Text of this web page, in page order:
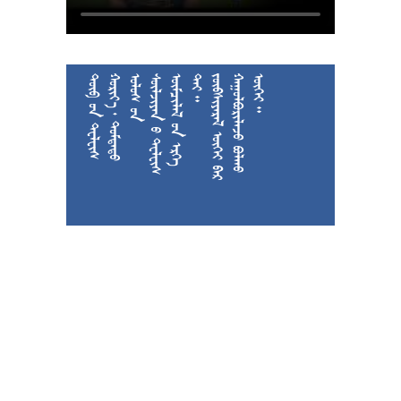

































































  






































 